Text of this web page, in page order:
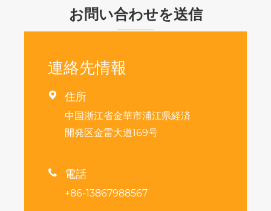
お問い合わせを送信
連絡先情報
 住所
中国浙江省金華市浦江県経済
開発区金雷大道169号
 電話
+86-13867988567